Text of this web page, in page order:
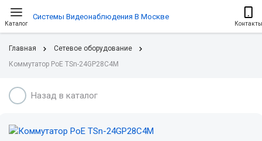
Каталог
Системы Видеонаблюдения В Москве
Контакты
Главная
Сетевое оборудование
Коммутатор PoE TSn-24GP28C4M
Назад в каталог